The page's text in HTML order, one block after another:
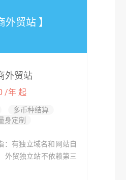
外贸站 】
外贸站
/年 起
多币种结算
身定制
：有独立域名和网站自
外贸独立站不依赖第三